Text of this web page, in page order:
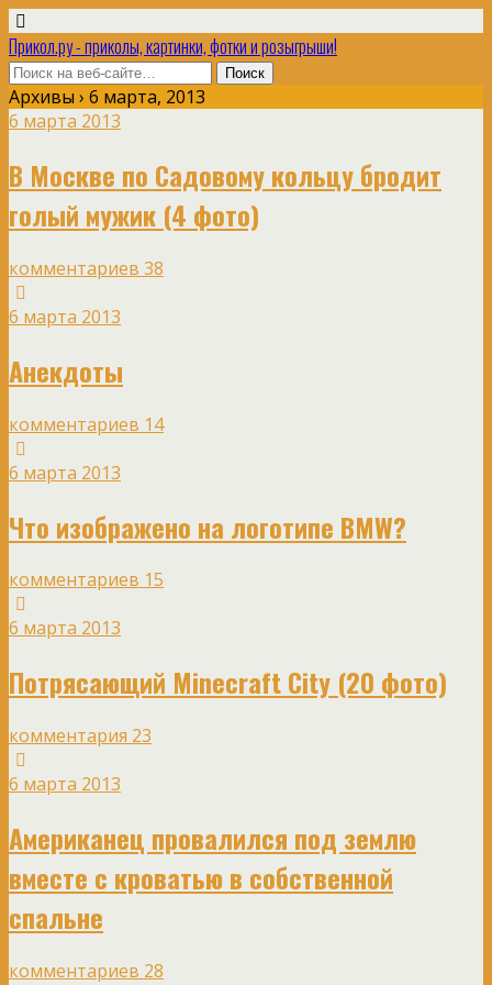
Прикол.ру - приколы, картинки, фотки и розыгрыши!
Архивы › 6 марта, 2013
6 марта 2013
В Москве по Садовому кольцу бродит
голый мужик (4 фото)
комментариев 38
6 марта 2013
Анекдоты
комментариев 14
6 марта 2013
Что изображено на логотипе BMW?
комментариев 15
6 марта 2013
Потрясающий Minecraft City (20 фото)
комментария 23
6 марта 2013
Американец провалился под землю
вместе с кроватью в собственной
спальне
комментариев 28